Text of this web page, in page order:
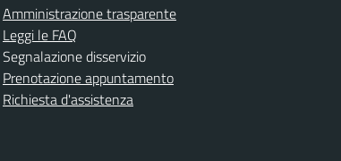
Amministrazione trasparente
Leggi le FAQ
Segnalazione disservizio
Prenotazione appuntamento
Richiesta d'assistenza